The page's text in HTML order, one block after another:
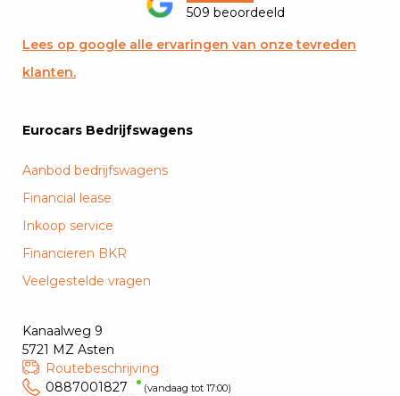
509 beoordeeld
Lees op google alle ervaringen van onze tevreden
klanten.
Eurocars Bedrijfswagens
Aanbod bedrijfswagens
Financial lease
Inkoop service
Financieren BKR
Veelgestelde vragen
Kanaalweg 9
5721 MZ Asten
Routebeschrijving
0887001827
(vandaag tot 17:00)